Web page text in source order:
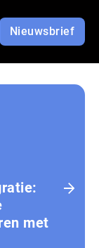
Nieuwsbrief
met